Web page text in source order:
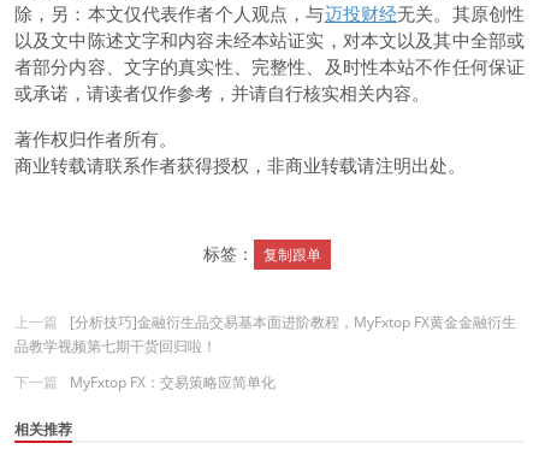
除，另：本文仅代表作者个人观点，与迈投财经无关。其原创性
以及文中陈述文字和内容未经本站证实，对本文以及其中全部或
者部分内容、文字的真实性、完整性、及时性本站不作任何保证
或承诺，请读者仅作参考，并请自行核实相关内容。
著作权归作者所有。
商业转载请联系作者获得授权，非商业转载请注明出处。
标签： 复制跟单
上一篇
[分析技巧]金融衍生品交易基本面进阶教程，MyFxtop FX黄金金融衍生
品教学视频第七期干货回归啦！
下一篇
MyFxtop FX：交易策略应简单化
相关推荐